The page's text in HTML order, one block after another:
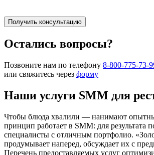
Получить консультацию
Остались вопросы?
Позвоните нам по телефону 8-800-775-73-
или свяжитесь через форму
Наши услуги SMM для
Чтобы блюда хвалили — нанимают
принцип работает в SMM: для результата
специалисты с отличным портфолио.
продумывает наперед, обсуждает их с
Перечень предоставляемых услуг